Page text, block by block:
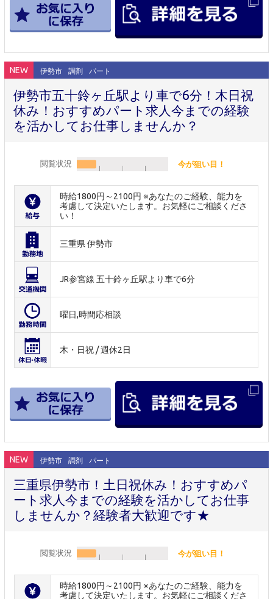
NEW 伊勢市 調剤 パート
伊勢市五十鈴ヶ丘駅より車で6分！木日祝
休み！おすすめパート求人今までの経験
を活かしてお仕事しませんか？
閲覧状況 今が狙い目！
時給1800円～2100円 ※あなたのご経験、能力を
考慮して決定いたします。お気軽にご相談くださ
い！
三重県 伊勢市
JR参宮線 五十鈴ヶ丘駅より車で6分
曜日,時間応相談
木・日祝 / 週休2日
NEW 伊勢市 調剤 パート
三重県伊勢市！土日祝休み！おすすめパ
ート求人今までの経験を活かしてお仕事
しませんか？経験者大歓迎です★
閲覧状況 今が狙い目！
時給1800円～2100円 ※あなたのご経験、能力を
考慮して決定いたします。お気軽にご相談くださ